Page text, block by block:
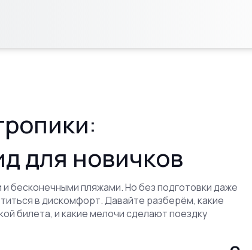
для новичков
бесконечными пляжами. Но без подготовки даже
в дискомфорт. Давайте разберём, какие
билета, и какие мелочи сделают поездку